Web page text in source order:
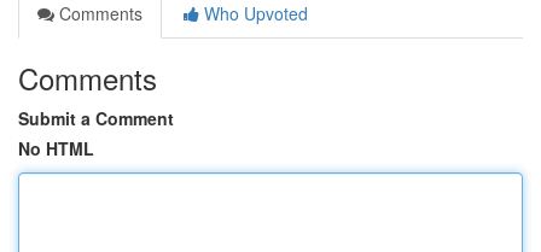
Comments
Who Upvoted
Comments
Submit a Comment
No HTML